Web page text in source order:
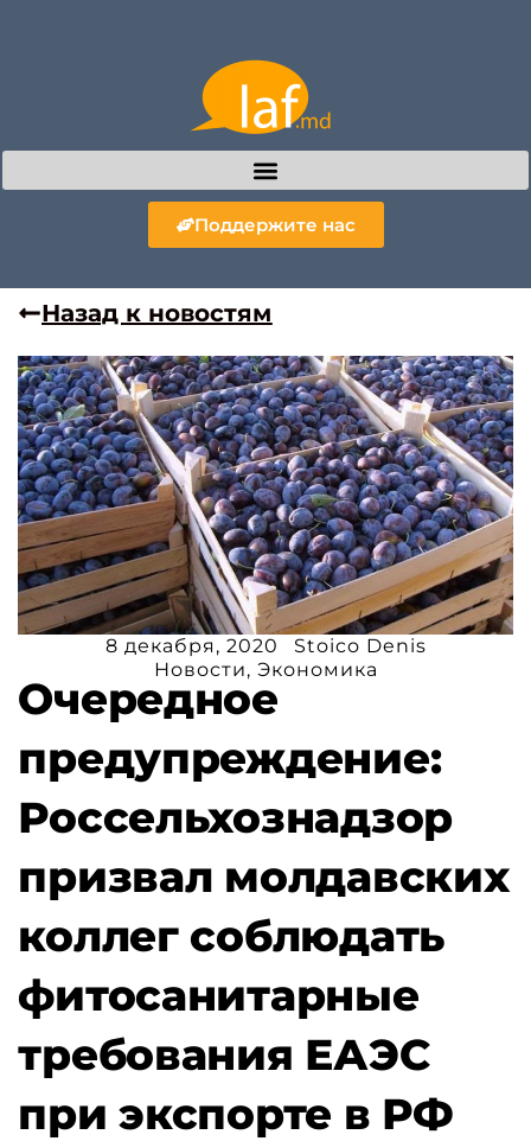
Поддержите нас
Назад к новостям
8 декабря, 2020
Stoico Denis
Новости, Экономика
Очередное
предупреждение:
Россельхознадзор
призвал молдавских
коллег соблюдать
фитосанитарные
требования ЕАЭС
при экспорте в РФ